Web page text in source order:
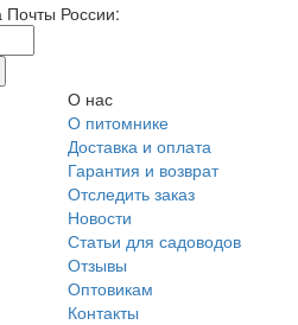
Почты России:
О нас
О питомнике
Доставка и оплата
Гарантия и возврат
Отследить заказ
Новости
Статьи для садоводов
Отзывы
Оптовикам
Контакты